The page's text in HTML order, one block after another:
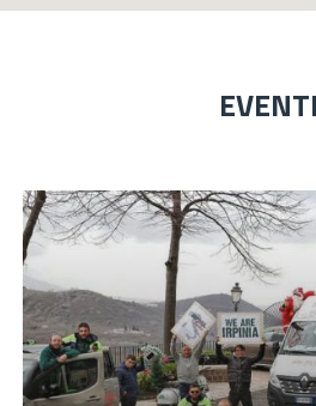
EVENTI